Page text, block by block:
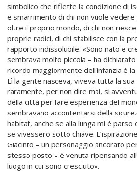
simbolico che riflette la condizione di
e smarrimento di chi non vuole
oltre il proprio mondo, di chi non
proprie radici, di chi stabilisce con la
rapporto indissolubile. «Sono nato e
sembrava molto piccola – ha dichiarato
ricordo maggiormente dell’infanzia è
Lì la gente nasceva, viveva tutta la
raramente, per non dire mai, si
della città per fare esperienza del
sembravano accontentarsi della
habitat, anche se alla lunga mi è parso
se vivessero sotto chiave.
Giacinto – un personaggio ancorato
stesso posto – è venuta ripensando
luogo in cui sono cresciuto».